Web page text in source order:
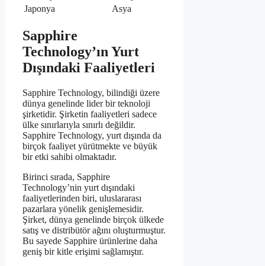
Japonya
Asya
Sapphire
Technology’ın Yurt
Dışındaki Faaliyetleri
Sapphire Technology, bilindiği üzere
dünya genelinde lider bir teknoloji
şirketidir. Şirketin faaliyetleri sadece
ülke sınırlarıyla sınırlı değildir.
Sapphire Technology, yurt dışında da
birçok faaliyet yürütmekte ve büyük
bir etki sahibi olmaktadır.
Birinci sırada, Sapphire
Technology’nin yurt dışındaki
faaliyetlerinden biri, uluslararası
pazarlara yönelik genişlemesidir.
Şirket, dünya genelinde birçok ülkede
satış ve distribütör ağını oluşturmuştur.
Bu sayede Sapphire ürünlerine daha
geniş bir kitle erişimi sağlamıştır.